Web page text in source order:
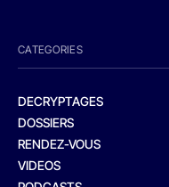
CATEGORIES
DECRYPTAGES
DOSSIERS
RENDEZ-VOUS
VIDEOS